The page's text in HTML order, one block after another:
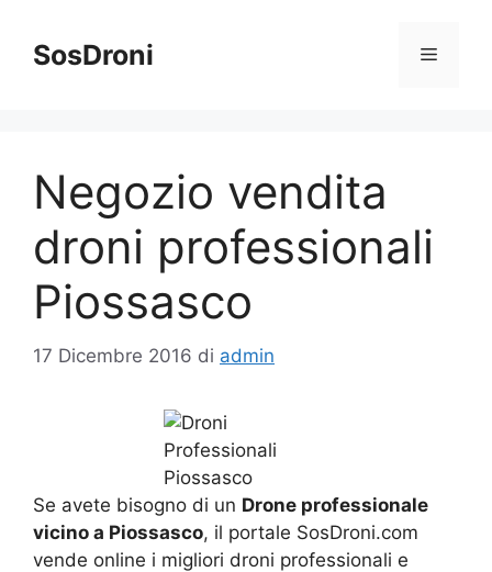
contenuto
SosDroni Menu
Negozio vendita
droni professionali
Piossasco
17 Dicembre 2016 di admin
Se avete bisogno di un Drone professionale
vicino a Piossasco, il portale SosDroni.com
vende online i migliori droni professionali e